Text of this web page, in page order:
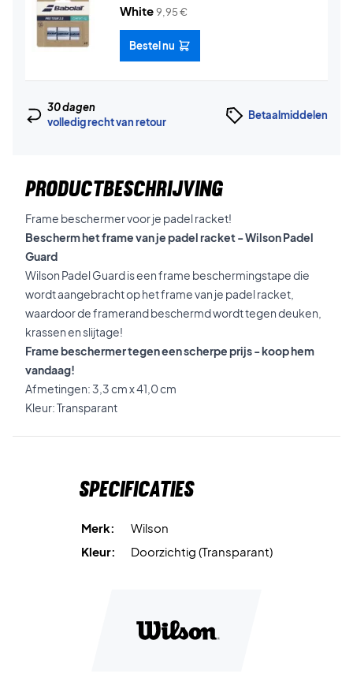
White9,95€
Bestel nu
30 dagen
volledig recht van retour
Betaalmiddelen
PRODUCTBESCHRIJVING
Frame beschermer voor je padel racket!
Bescherm het frame van je padel racket - Wilson Padel
Guard
Wilson Padel Guard is een frame beschermingstape die
wordt aangebracht op het frame van je padel racket,
waardoor de framerand beschermd wordt tegen deuken,
krassen en slijtage!
Frame beschermer tegen een scherpe prijs - koop hem
vandaag!
Afmetingen: 3,3 cm x 41,0 cm
Kleur: Transparant
Specificaties
Merk:
Wilson
Kleur:
Doorzichtig (Transparant)